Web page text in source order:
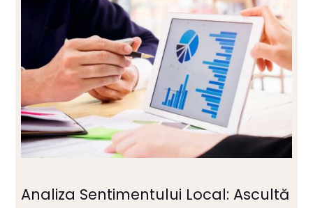
Analiza Sentimentului Local: Ascultă